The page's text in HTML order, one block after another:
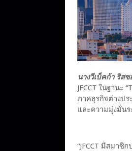
นางวีเบ็คก้า ริส
JFCCT ในฐานะ
ภาคธุรกิจต่างป
และความมุ่งมั่น
“JFCCT มีสมาชิ